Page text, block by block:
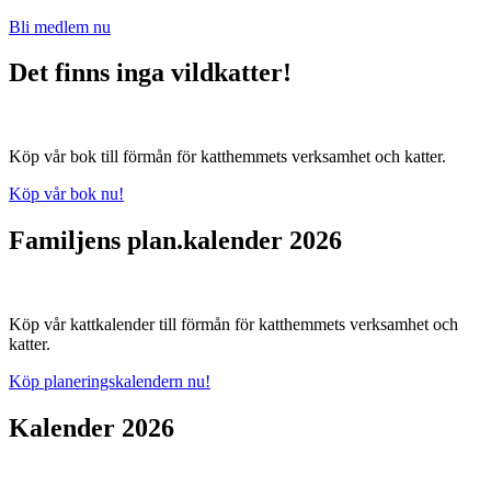
Bli medlem nu
Det finns inga vildkatter!
Köp vår bok till förmån för katthemmets verksamhet och katter.
Köp vår bok nu!
Familjens plan.kalender 2026
Köp vår kattkalender till förmån för katthemmets verksamhet och
katter.
Köp planeringskalendern nu!
Kalender 2026